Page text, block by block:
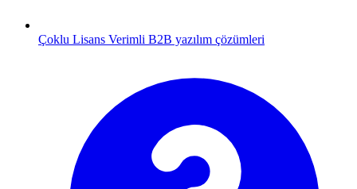
Çoklu Lisans Verimli B2B yazılım çözümleri